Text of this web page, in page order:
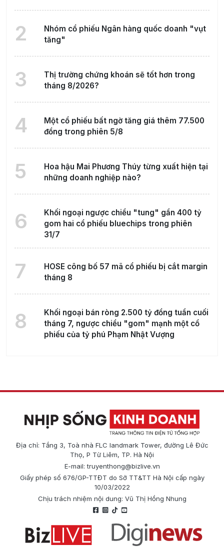
2
Nhóm cổ phiếu Ngân hàng quốc doanh "vụt
tăng"
3
Thị trường chứng khoán sẽ tốt hơn trong
tháng 8/2026?
4
Một cổ phiếu bất ngờ tăng giá thêm 77.500
đồng trong phiên 5/8
5
Hoa hậu Mai Phương Thúy từng xuất hiện tại
những doanh nghiệp nào?
6
Khối ngoại ngược chiều "tung" gần 400 tỷ
gom hai cổ phiếu bluechips trong phiên
31/7
7
HOSE công bố 57 mã cổ phiếu bị cắt margin
tháng 8
8
Khối ngoại bán ròng 2.500 tỷ đồng tuần cuối
tháng 7, ngược chiều "gom" mạnh một cổ
phiếu của tỷ phú Phạm Nhật Vượng
Địa chỉ: Tầng 3, Toà nhà FLC landmark Tower, đường Lê Đức
Thọ, P Từ Liêm, TP. Hà Nội
E-mail:truyenthong@bizlive.vn
Giấy phép số 676/GP-TTĐT do Sở TT&TT Hà Nội cấp ngày
10/03/2022
Chịu trách nhiệm nội dung: Vũ Thị Hồng Nhung